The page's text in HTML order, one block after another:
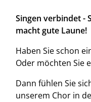
Singen verbindet -
macht gute Laune!
Haben Sie schon
Oder möchten Sie
Dann fühlen Sie
unserem Chor in